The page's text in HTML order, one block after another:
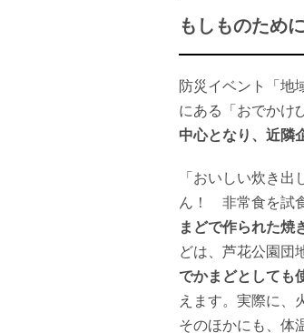
もしものため
防災イベント「地
にある「おでかけ
中心となり、近隣
「おいしい炊き
ん！ 非常食を試
まどで作られた焼
どは、芦花公園団
でかまどとしても
えます。実際に、
そのほかにも、体